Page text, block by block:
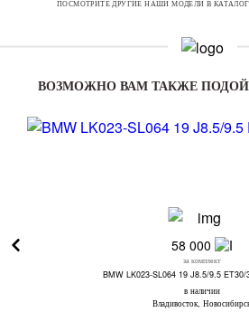
ПОСМОТРИТЕ ДРУГИЕ НАШИ МОДЕЛИ В
ВОЗМОЖНО ВАМ ТАКЖЕ
58 000
за комплект
BMW LK023-SL064 19 J8.5/9.5 ET30/
в наличии
Владивосток,